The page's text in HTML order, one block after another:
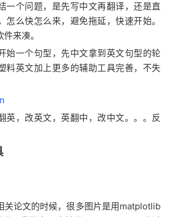
一个问题，是先写中文再翻译，还是直
怎么快怎么来，避免拖延，快速开始。
来凑。
始一个句型，先中文拿到英文句型的轮
料英文加上更多的辅助工具完善，不失
英，改英文，英翻中，改中文。。。反
关论文的时候，很多图片是用matplotlib